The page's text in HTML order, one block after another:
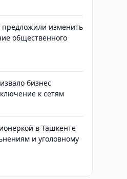
предложили изменить
общественного
бизнес
к сетям
в Ташкенте
и уголовному